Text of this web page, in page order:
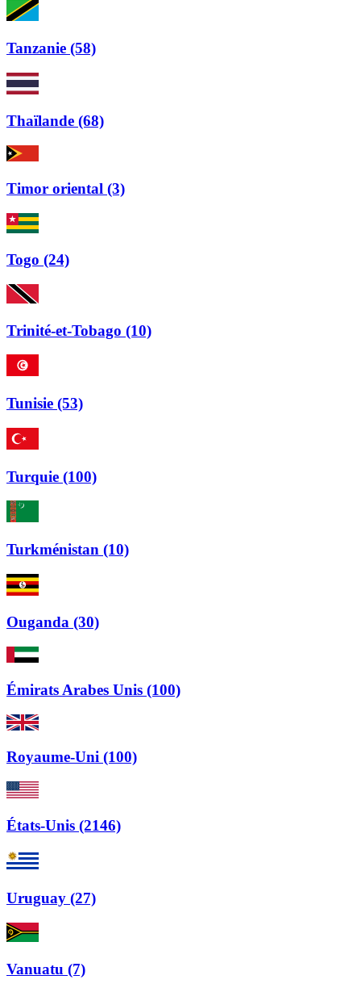
Tanzanie (58)
Thaïlande (68)
Timor oriental (3)
Togo (24)
Trinité-et-Tobago (10)
Tunisie (53)
Turquie (100)
Turkménistan (10)
Ouganda (30)
Émirats Arabes Unis (100)
Royaume-Uni (100)
États-Unis (2146)
Uruguay (27)
Vanuatu (7)